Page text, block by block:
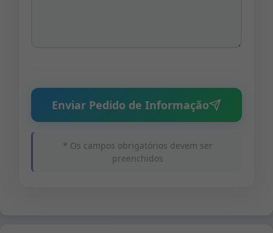
Enviar Pedido de Informação
* Os campos obrigatórios devem ser
preenchidos